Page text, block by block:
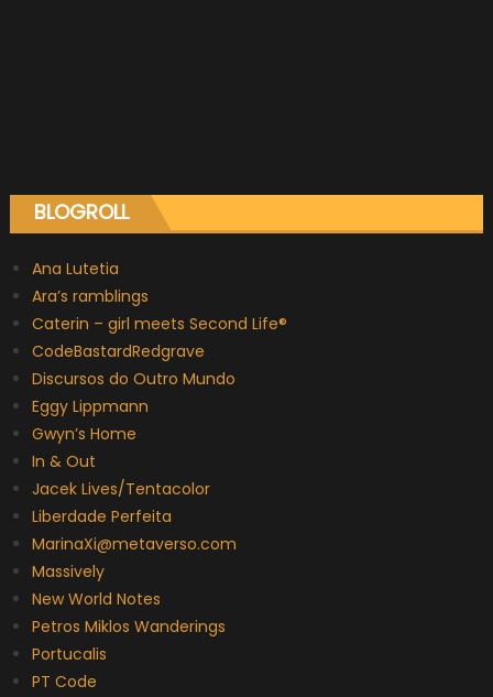
BLOGROLL
Ana Lutetia
Ara’s ramblings
Caterin – girl meets Second Life®
CodeBastardRedgrave
Discursos do Outro Mundo
Eggy Lippmann
Gwyn’s Home
In & Out
Jacek Lives/Tentacolor
Liberdade Perfeita
MarinaXi@metaverso.com
Massively
New World Notes
Petros Miklos Wanderings
Portucalis
PT Code